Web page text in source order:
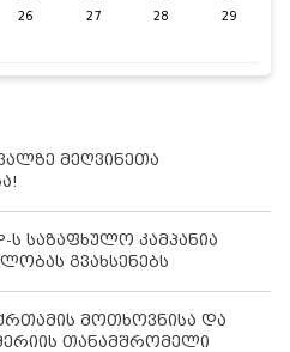
26 27 28
29
მეღვინეთა
ს საზაფხულო კამპანია
გვახსენებს
მოთხოვნისა და
თანამშრომელი